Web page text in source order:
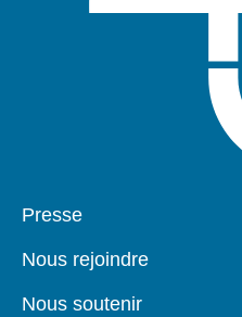
Pied
Presse
Nous rejoindre
Nous soutenir